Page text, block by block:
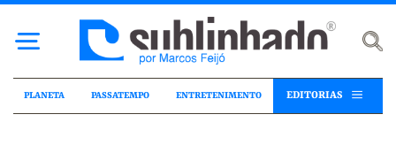
PLANETA PASSATEMPO ENTRETENIMENTO EDITORIAS